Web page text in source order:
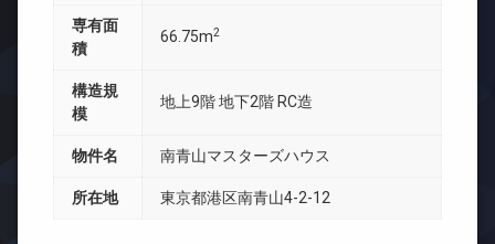
専有面
積
66.75m2
構造規
模
地上9階 地下2階 RC造
物件名 南青山マスターズハウス
所在地 東京都港区南青山4-2-12